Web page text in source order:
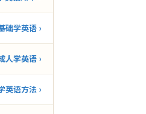
础学英语 ›
人学英语 ›
英语方法 ›